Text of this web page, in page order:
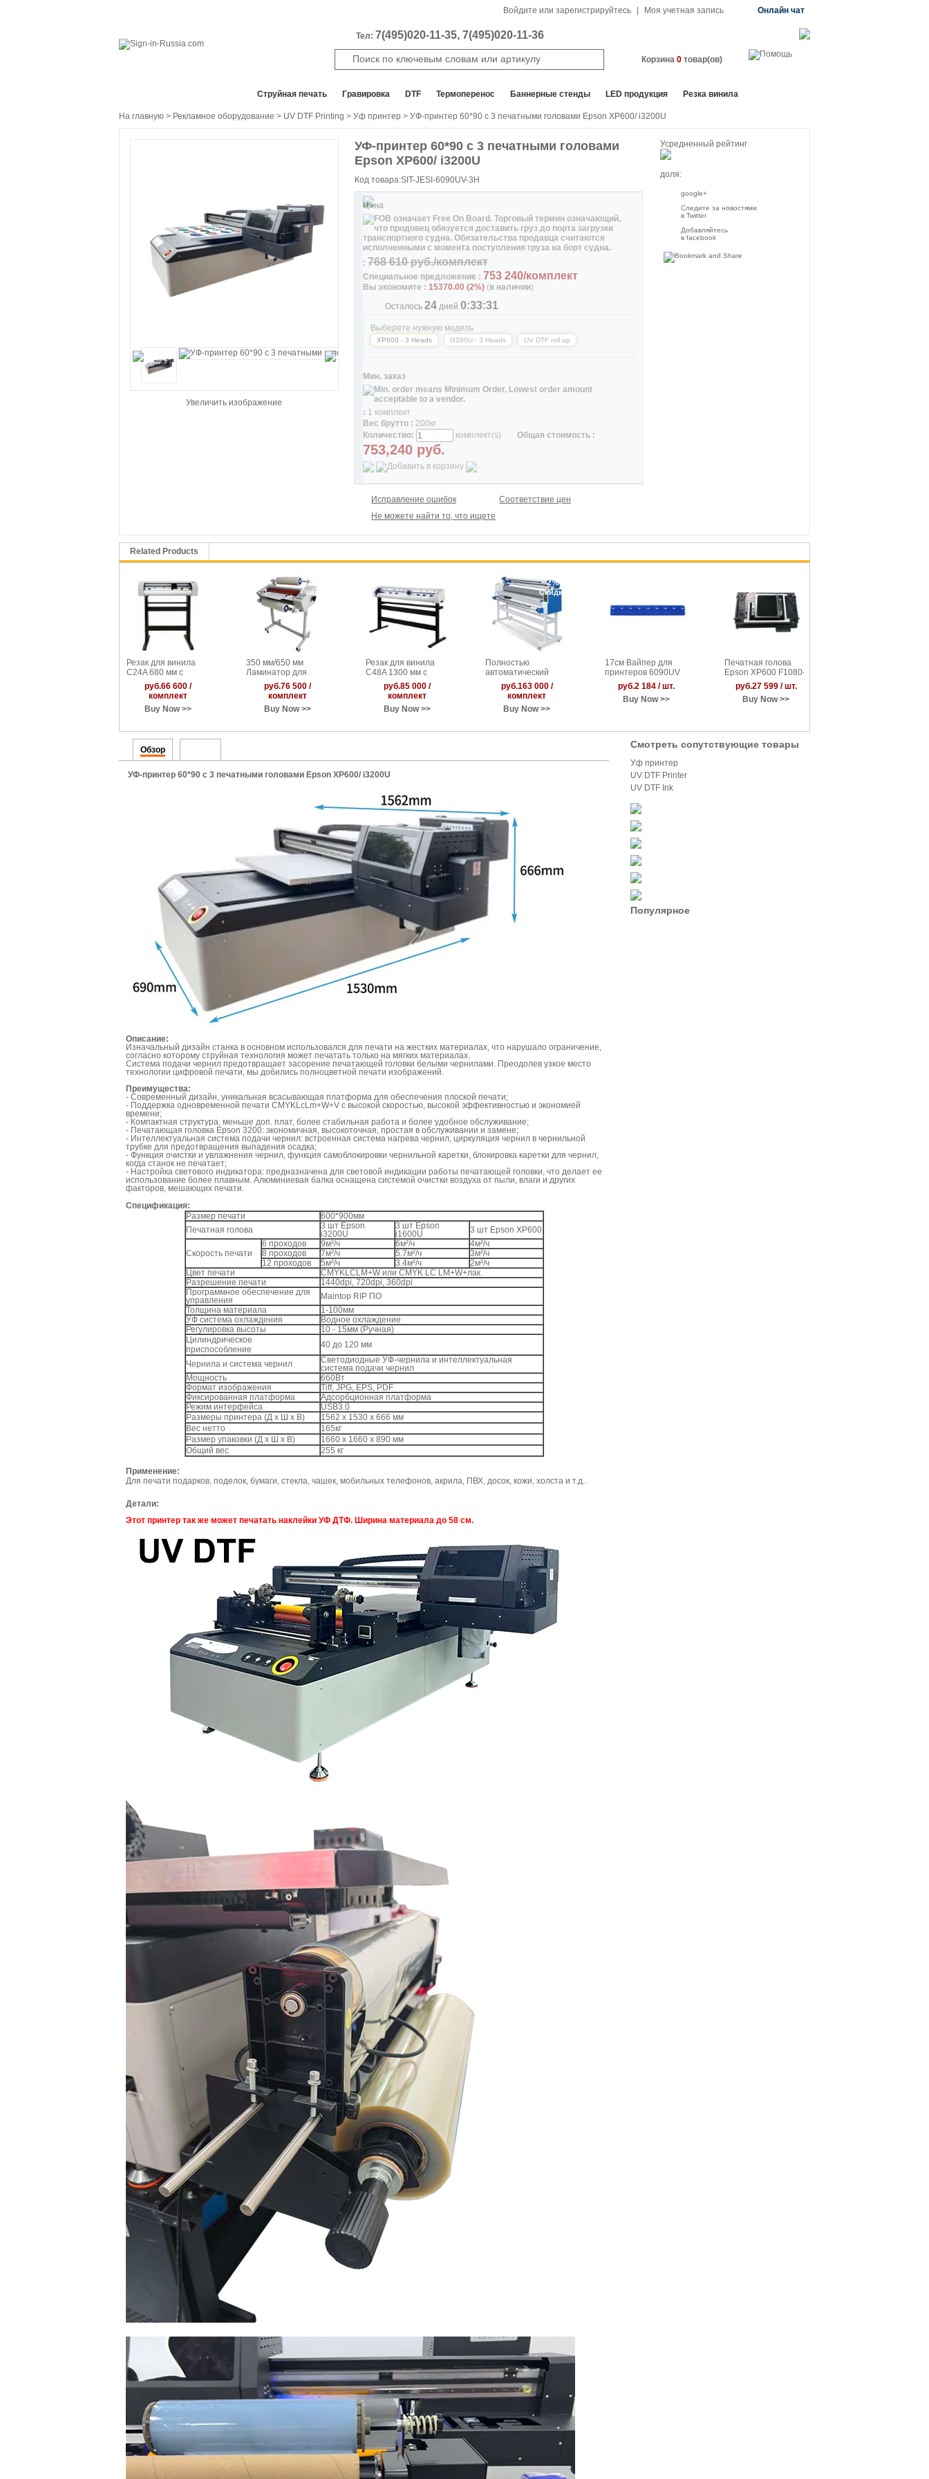
Войдите или зарегистрируйтесь Моя учетная запись Онлайн чат
Тел: 7(495)020-11-35, 7(495)020-11-36
Корзина 0товар(ов)
Cтруйная печать Гравировка DTF Термоперенос Баннерные стенды LED продукция Резка винила
На главную > Рекламное оборудование > UV DTF Printing > Уф принтер > УФ-принтер 60*90 с 3 печатными головами Epson XP600/ i3200U
Увеличить изображение
УФ-принтер 60*90 с 3 печатными головами
Epson XP600/ i3200U
Код товара:SIT-JESI-6090UV-3H
Цена
: 768 610руб./комплект
Специальное предложение : 753 240/комплект
Вы экономите : 15370.00 (2%) (в наличии)
Осталось 24 дней 0:33:30
Выберете нужную модель
XP600 - 3 Heads i3200U - 3 Heads UV DTF roll up
Мин. заказ
: 1 комплект
Вес брутто : 200кг
Количество:
комплект(s) Общая стоимость :
753,240 руб.
Исправление ошибок
Соответствие цен
Не можете найти то, что ищете
Усредненный рейтинг
доля:
google+
Следите за новостями
в Twitter
Добавляйтесь
в facebook
Related Products
Резак для винила
C24A 680 мм с
функцией полной
автоматической
контурной резки
руб.66 600 /
комплект
Buy Now >>
350 мм/650 мм
Ламинатор для
холодной и горячей
двусторонней
ламинации
руб.76 500 /
комплект
Buy Now >>
2%
Скидка
Резак для винила
C48A 1300 мм с
функцией полной
автоматической
контурной резки
руб.85 000 /
комплект
Buy Now >>
Полностью
автоматический
пневматический
тёплый ламинатор
1680А, с функцией
резки
руб.163 000 /
комплект
Buy Now >>
2%
Скидка
17см Вайпер для
принтеров 6090UV
руб.2 184 / шт.
Buy Now >>
Печатная голова
Epson XP600 F1080-
A1 (сольвент)
руб.27 599 / шт.
Buy Now >>
Обзор
УФ-принтер 60*90 с 3 печатными головами Epson XP600/ i3200U
Описание:
Изначальный дизайн станка в основном использовался для печати на жестких материалах, что нарушало ограничение,
согласно которому струйная технология может печатать только на мягких материалах.
Система подачи чернил предотвращает засорение печатающей головки белыми чернилами. Преодолев узкое место
технологии цифровой печати, мы добились полноцветной печати изображений.
Преимущества:
- Современный дизайн, уникальная всасывающая платформа для обеспечения плоской печати;
- Поддержка одновременной печати CMYKLcLm+W+V с высокой скоростью, высокой эффективностью и экономией
времени;
- Компактная структура, меньше доп. плат, более стабильная работа и более удобное обслуживание;
- Печатающая головка Epson 3200: экономичная, высокоточная, простая в обслуживании и замене;
- Интеллектуальная система подачи чернил: встроенная система нагрева чернил, циркуляция чернил в чернильной
трубке для предотвращения выпадения осадка;
- Функция очистки и увлажнения чернил, функция самоблокировки чернильной каретки, блокировка каретки для чернил,
когда станок не печатает;
- Настройка светового индикатора: предназначена для световой индикации работы печатающей головки, что делает ее
использование более плавным. Алюминиевая балка оснащена системой очистки воздуха от пыли, влаги и других
факторов, мешающих печати.
Спецификация:
Размер печати
600*900мм
Печатная голова
3 шт Epson
i3200U
3 шт Epson
i1600U
3 шт Epson XP600
Скорость печати
6 проходов 9м²/ч 6м²/ч
4м²/ч
8 проходов
7м²/ч 5.7м²/ч
3м²/ч
12 проходов
5м²/ч 3.4м²/ч
2м²/ч
Цвет печати
CMYKLCLM+W или CMYK LC LM+W+лак
Разрешение печати
1440dpi, 720dpi, 360dpi
Программное обеспечение для
управления
Maintop RIP ПО
Толщина материала
1-100мм
УФ система охлаждения
Водное охлаждение
Регулировка высоты
10 - 15мм (Ручная)
Цилиндрическое
приспособление
40 до 120 мм
Чернила и система чернил
Светодиодные УФ-чернила и интеллектуальная
система подачи чернил
Мощность
660Вт
Формат изображения
Tiff, JPG, EPS, PDF
Фиксированная платформа
Адсорбционная платформа
Режим интерфейса
USB3.0
Размеры принтера (Д х Ш х В)
1562 х 1530 х 666 мм
Вес нетто
165кг
Размер упаковки (Д х Ш х В)
1660 х 1660 х 890 мм
Общий вес
255 кг
Применение:
Для печати подарков, поделок, бумаги, стекла, чашек, мобильных телефонов, акрила, ПВХ, досок, кожи, холста и т.д..
Детали:
Этот принтер так же может печатать наклейки УФ ДТФ. Ширина материала до 58 см.
Смотреть сопутствующие товары
Уф принтер
UV DTF Printer
UV DTF Ink
Популярное